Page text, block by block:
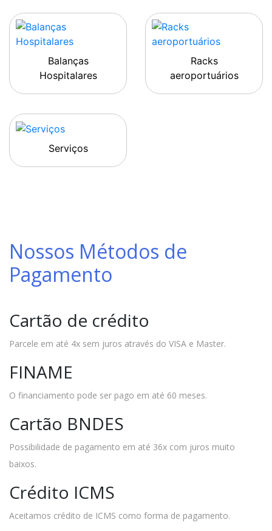
Balanças
Hospitalares
Racks
aeroportuários
Serviços
Nossos Métodos de
Pagamento
Cartão de crédito
Parcele em até 4x sem juros através do VISA e Master.
FINAME
O financiamento pode ser pago em até 60 meses.
Cartão BNDES
Possibilidade de pagamento em até 36x com juros muito
baixos.
Crédito ICMS
Aceitamos crédito de ICMS como forma de pagamento.